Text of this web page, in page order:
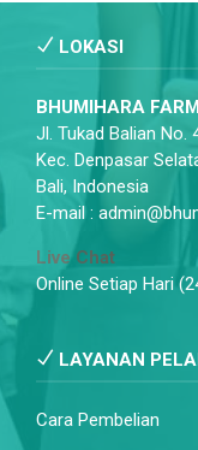
LOKASI
BHUMIHARA
Jl. Tukad Balian No.
Kec. Denpasar
Bali, Indonesia
E-mail :
Live Chat
Online Setiap Hari
LAYANAN
Cara Pembelian